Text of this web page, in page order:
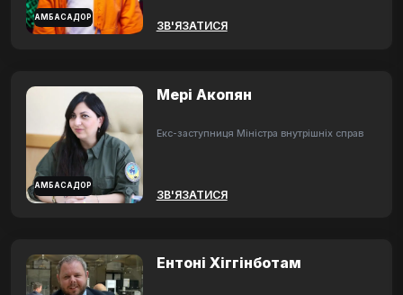
АМБАСАДОР
ЗВ'ЯЗАТИСЯ
АМБАСАДОР
Мері Акопян
Екс-заступниця Міністра внутрішніх справ
ЗВ'ЯЗАТИСЯ
Ентоні Хіггінботам